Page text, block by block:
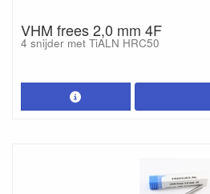
VHM frees 2,0 mm 4F
4 snijder met TiALN HRC50